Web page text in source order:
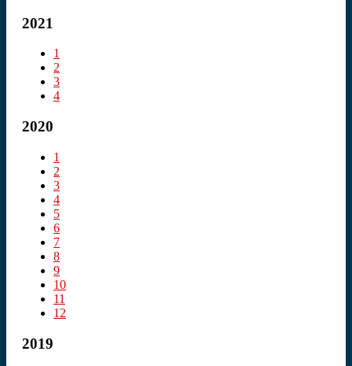
2021
1
2
3
4
2020
1
2
3
4
5
6
7
8
9
10
11
12
2019